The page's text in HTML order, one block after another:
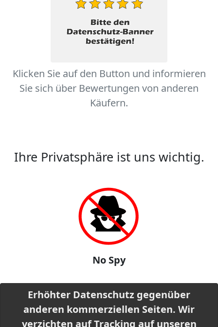
Klicken Sie auf den Button und informieren
Sie sich über Bewertungen von anderen
Käufern.
Ihre Privatsphäre ist uns wichtig.
No Spy
Erhöhter Datenschutz gegenüber
anderen kommerziellen Seiten. Wir
verzichten auf Tracking auf unseren